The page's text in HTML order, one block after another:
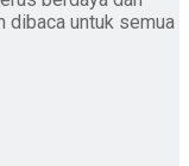
dibaca untuk semua